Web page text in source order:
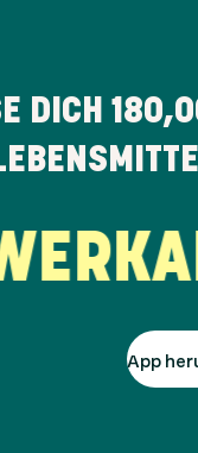
DICH
App